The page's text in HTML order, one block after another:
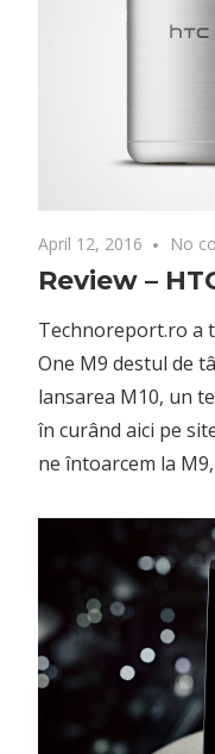
April 12, 2016 No
Review –
Technoreport.ro a
One M9 destul de
lansarea M10, un
în curând aici pe
ne întoarcem la